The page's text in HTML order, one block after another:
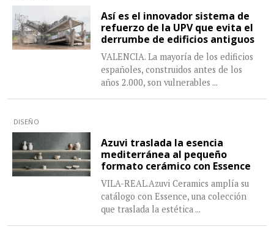
Así es el innovador sistema de
refuerzo de la UPV que evita el
derrumbe de edificios antiguos
VALENCIA. La mayoría de los edificios
españoles, construidos antes de los
años 2.000, son vulnerables ...
DISEÑO
Azuvi traslada la esencia
mediterránea al pequeño
formato cerámico con Essence
VILA-REAL.Azuvi Ceramics amplía su
catálogo con Essence, una colección
que traslada la estética ...